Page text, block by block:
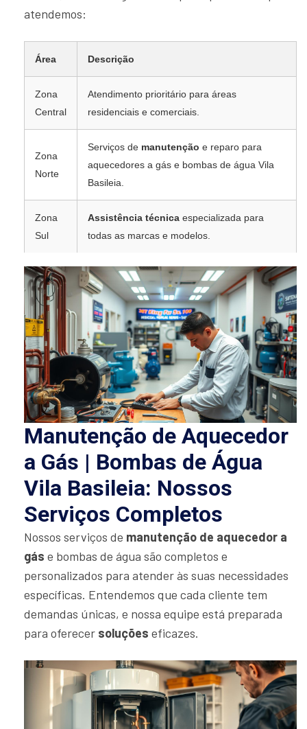
atendemos:
Área Descrição
Zona
Central
Atendimento prioritário para áreas
residenciais e comerciais.
Zona
Norte
Serviços de manutenção e reparo para
aquecedores a gás e bombas de água Vila
Basileia.
Zona
Sul
Assistência técnica especializada para
todas as marcas e modelos.
Manutenção de Aquecedor
a Gás | Bombas de Água
Vila Basileia: Nossos
Serviços Completos
Nossos serviços de manutenção de aquecedor a
gás e bombas de água são completos e
personalizados para atender às suas necessidades
específicas. Entendemos que cada cliente tem
demandas únicas, e nossa equipe está preparada
para oferecer soluções eficazes.